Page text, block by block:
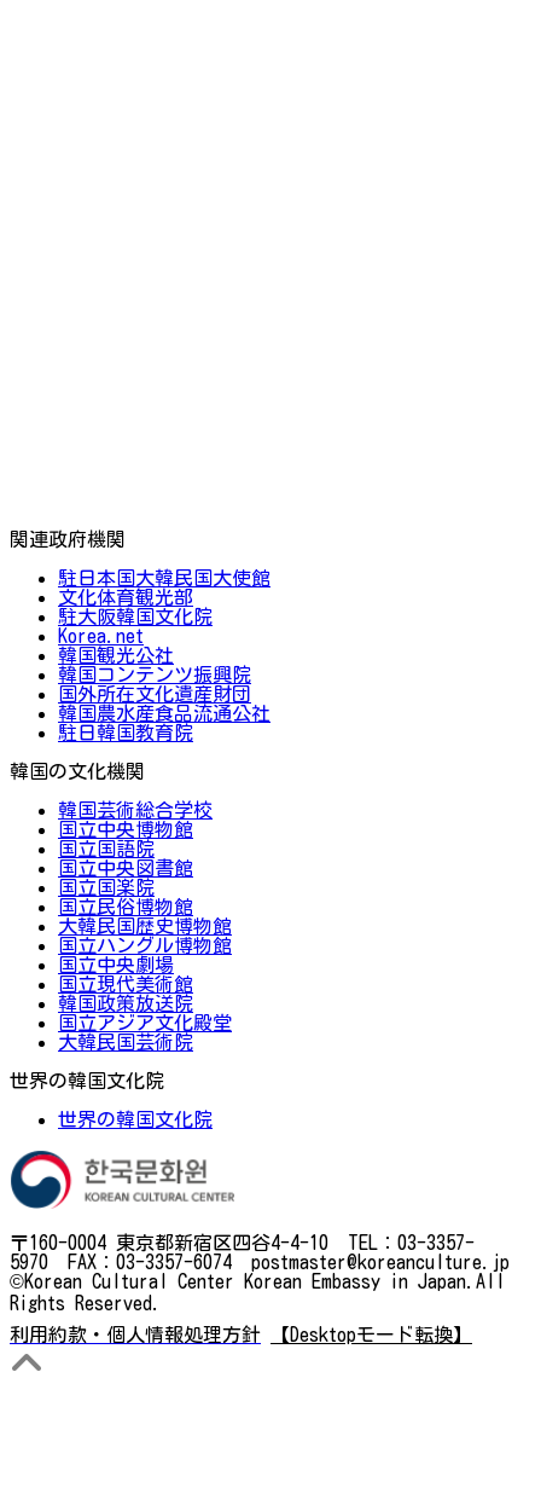
関連政府機関
駐日本国大韓民国大使館
文化体育観光部
駐大阪韓国文化院
Korea.net
韓国観光公社
韓国コンテンツ振興院
国外所在文化遺産財団
韓国農水産食品流通公社
駐日韓国教育院
韓国の文化機関
韓国芸術総合学校
国立中央博物館
国立国語院
国立中央図書館
国立国楽院
国立民俗博物館
大韓民国歴史博物館
国立ハングル博物館
国立中央劇場
国立現代美術館
韓国政策放送院
国立アジア文化殿堂
大韓民国芸術院
世界の韓国文化院
世界の韓国文化院
〒160-0004 東京都新宿区四谷4-4-10 TEL：03-3357-
5970 FAX：03-3357-6074 postmaster@koreanculture.jp
©Korean Cultural Center Korean Embassy in Japan.All
Rights Reserved.
利用約款・個人情報処理方針
【Desktopモード転換】